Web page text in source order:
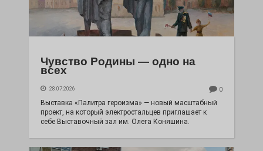
Чувство Родины — одно на
всех
28.07.2026 0
Выставка «Палитра героизма» — новый масштабный
проект, на который электростальцев приглашает к
себе Выставочный зал им. Олега Коняшина.